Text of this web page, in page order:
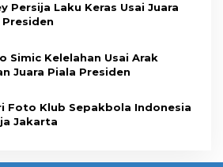
Persija Laku Keras Usai Juara
Presiden
Simic Kelelahan Usai Arak
Juara Piala Presiden
Foto Klub Sepakbola Indonesia
Jakarta